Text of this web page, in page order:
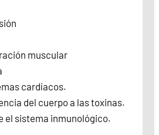
muscular
cardíacos.
del cuerpo a las toxinas.
el sistema inmunológico.